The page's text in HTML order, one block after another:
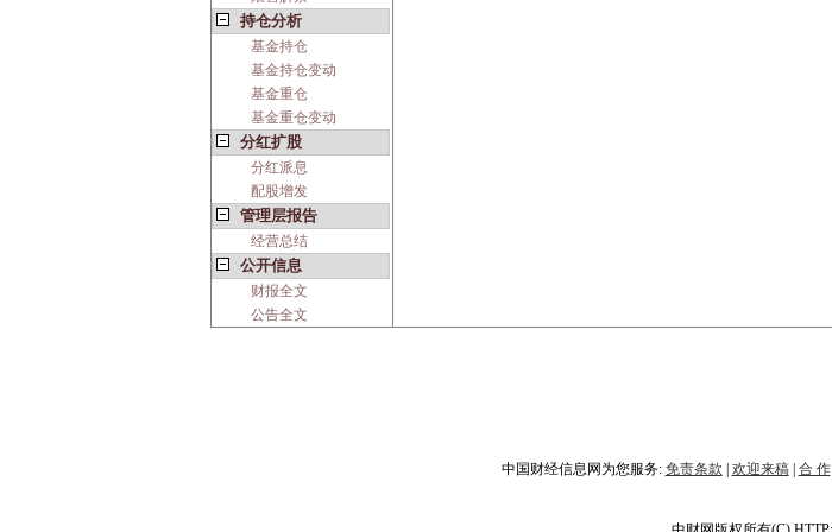
持仓分析
基金持仓
基金持仓变动
基金重仓
基金重仓变动
分红扩股
分红派息
配股增发
管理层报告
经营总结
公开信息
财报全文
公告全文
中国财经信息网为您服务: 免责条款 欢迎来稿| 合 作|